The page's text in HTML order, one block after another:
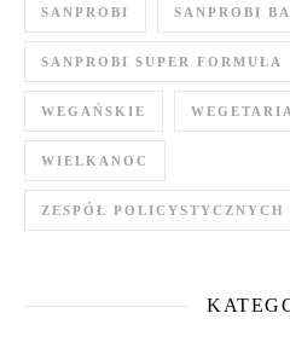
SANPROBI SANPROBI
SANPROBI SUPER FORMUŁA
WEGAŃSKIE
WIELKANOC
ZESPÓŁ